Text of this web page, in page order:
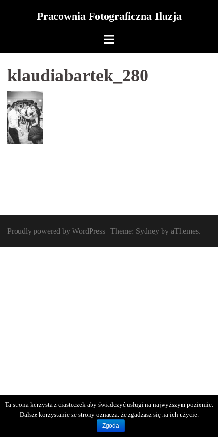
Pracownia Fotograficzna Iluzja
klaudiabartek_280
Proudly powered by WordPress | Theme: Sydney by aThemes.
Ta strona korzysta z ciasteczek aby świadczyć usługi na najwyższym poziomie.
Dalsze korzystanie ze strony oznacza, że zgadzasz się na ich użycie.
Zgoda